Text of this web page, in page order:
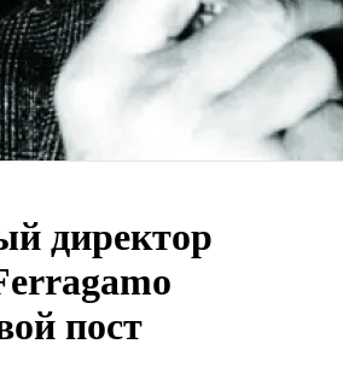
директор
пост